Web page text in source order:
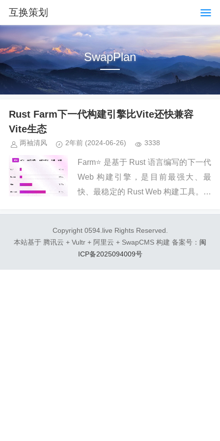
互换策划
SwapPlan
Rust Farm下一代构建引擎比Vite还快兼容
Vite生态
两袖清风 2年前 (2024-06-26) 3338
Farm⭐️ 是基于 Rust 语言编写的下一代
Web 构建引擎，是目前最强大、最
快、最稳定的 Rust Web 构建工具。什
Copyright 0594.live Rights Reserved.
本站基于 腾讯云 + Vultr + 阿里云 + SwapCMS 构建 备案号： 闽
ICP备2025094009号